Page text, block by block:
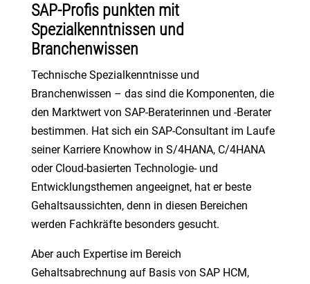
SAP-Profis punkten mit
Spezialkenntnissen und
Branchenwissen
Technische Spezialkenntnisse und
Branchenwissen – das sind die Komponenten, die
den Marktwert von SAP-Beraterinnen und -Berater
bestimmen. Hat sich ein SAP-Consultant im Laufe
seiner Karriere Knowhow in S/4HANA, C/4HANA
oder Cloud-basierten Technologie- und
Entwicklungsthemen angeeignet, hat er beste
Gehaltsaussichten, denn in diesen Bereichen
werden Fachkräfte besonders gesucht.
Aber auch Expertise im Bereich
Gehaltsabrechnung auf Basis von SAP HCM,